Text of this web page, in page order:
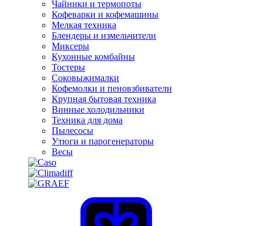
Чайники и термопоты
Кофеварки и кофемашины
Мелкая техника
Блендеры и измельчители
Миксеры
Кухонные комбайны
Тостеры
Соковыжималки
Кофемолки и пеновзбиватели
Крупная бытовая техника
Винные холодильники
Техника для дома
Пылесосы
Утюги и парогенераторы
Весы